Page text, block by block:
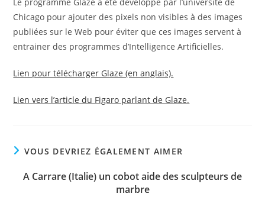
Chicago pour ajouter des pixels non visibles à des images
publiées sur le Web pour éviter que ces images servent à
entrainer des programmes d’Intelligence Artificielles.
Lien pour télécharger Glaze (en anglais).
Lien vers l’article du Figaro parlant de Glaze.
VOUS DEVRIEZ ÉGALEMENT AIMER
A Carrare (Italie) un cobot aide des sculpteurs de
marbre